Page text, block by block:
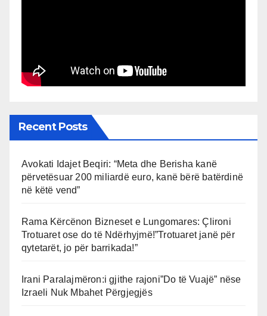
Recent Posts
Avokati Idajet Beqiri: “Meta dhe Berisha kanë
përvetësuar 200 miliardë euro, kanë bërë batërdinë
në këtë vend”
Rama Kërcënon Bizneset e Lungomares: Çlironi
Trotuaret ose do të Ndërhyjmë!”Trotuaret janë për
qytetarët, jo për barrikada!”
Irani Paralajmëron:i gjithe rajoni”Do të Vuajë” nëse
Izraeli Nuk Mbahet Përgjegjës